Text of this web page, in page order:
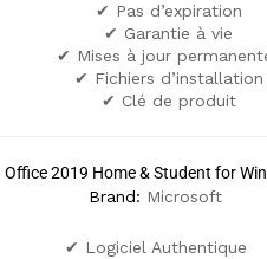
✔ Pas d’expiration
✔ Garantie à vie
✔ Mises à jour
✔ Fichiers d’installation
✔ Clé de produit
Office 2019 Home & Student for
Brand: Microsoft
✔ Logiciel Authentique